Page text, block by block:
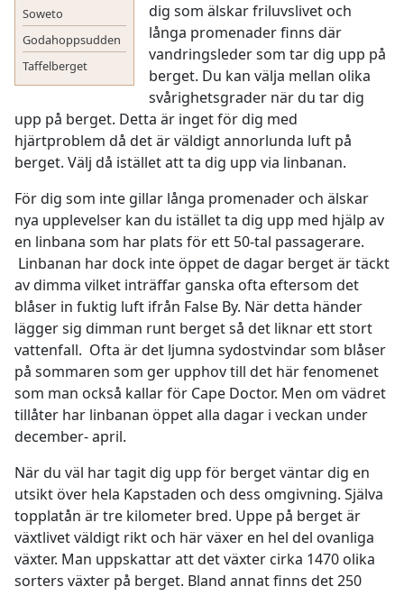
Soweto
Godahoppsudden
Taffelberget
dig som älskar friluvslivet och
långa promenader finns där
vandringsleder som tar dig upp på
berget. Du kan välja mellan olika
svårighetsgrader när du tar dig
upp på berget. Detta är inget för dig med
hjärtproblem då det är väldigt annorlunda luft på
berget. Välj då istället att ta dig upp via linbanan.
För dig som inte gillar långa promenader och älskar
nya upplevelser kan du istället ta dig upp med hjälp av
en linbana som har plats för ett 50-tal passagerare.
Linbanan har dock inte öppet de dagar berget är täckt
av dimma vilket inträffar ganska ofta eftersom det
blåser in fuktig luft ifrån False By. När detta händer
lägger sig dimman runt berget så det liknar ett stort
vattenfall. Ofta är det ljumna sydostvindar som blåser
på sommaren som ger upphov till det här fenomenet
som man också kallar för Cape Doctor. Men om vädret
tillåter har linbanan öppet alla dagar i veckan under
december- april.
När du väl har tagit dig upp för berget väntar dig en
utsikt över hela Kapstaden och dess omgivning. Själva
topplatån är tre kilometer bred. Uppe på berget är
växtlivet väldigt rikt och här växer en hel del ovanliga
växter. Man uppskattar att det växter cirka 1470 olika
sorters växter på berget. Bland annat finns det 250